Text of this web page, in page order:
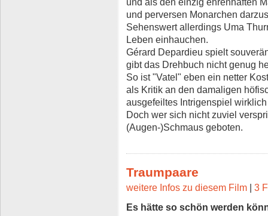
und perversen Monarchen
Sehenswert allerdings Uma
Leben einhauchen.
Gérard Depardieu spielt
gibt das Drehbuch nicht genug
So ist "Vatel" eben ein netter
als Kritik an den damaligen
ausgefeiltes Intrigenspiel
Doch wer sich nicht zuviel
(Augen-)Schmaus geboten.
Traumpaare
weitere Infos zu diesem Film | 3
Es hätte so schön werden